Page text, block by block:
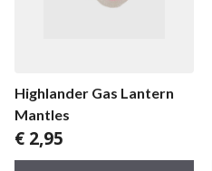
Highlander Gas Lantern
Mantles
€ 2,95